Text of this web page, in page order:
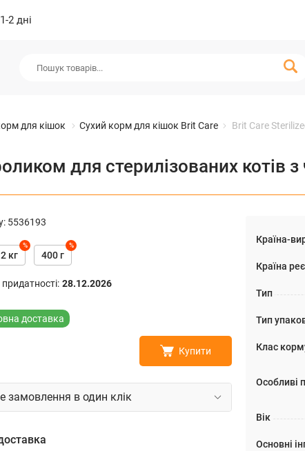
2 дні
для кішок Сухий корм для кішок Brit Care Brit Care
для стерилізованих котів
: 5536193
2 кг
%
400 г
%
придатності: 28.12.2026
доставка
Купити
замовлення в один клік
Країна-
Країна
Тип
Тип
Клас
Особливі
Вік
Основні